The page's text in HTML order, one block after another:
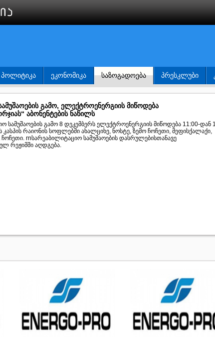
ᲞᲝᲚᲘᲢᲘᲙᲐ ᲔᲙᲝᲜᲝᲛᲘᲙᲐ ᲡᲐᲖᲝᲒᲐᲓᲝᲔᲑᲐ ᲞᲠᲔᲡᲙᲚᲣᲑᲘ
გამო, ელექტროენერგიის მიწოდება
აბონენტების ნაწილს
სამუშაოების გამო 8 დეკემბერს ელექტროენერგიის მიწოდება 11:00-დან
კასპის რაიონის სოფლებში ახალციხე, ნოსტე, ზემო ჩოჩეთი, მეფისქალაქი,
rnსარეაბილიტაციო სამუშაოების დასრულებისთანავე
რეჟიმში აღდგება.